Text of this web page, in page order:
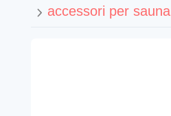
accessori per sauna